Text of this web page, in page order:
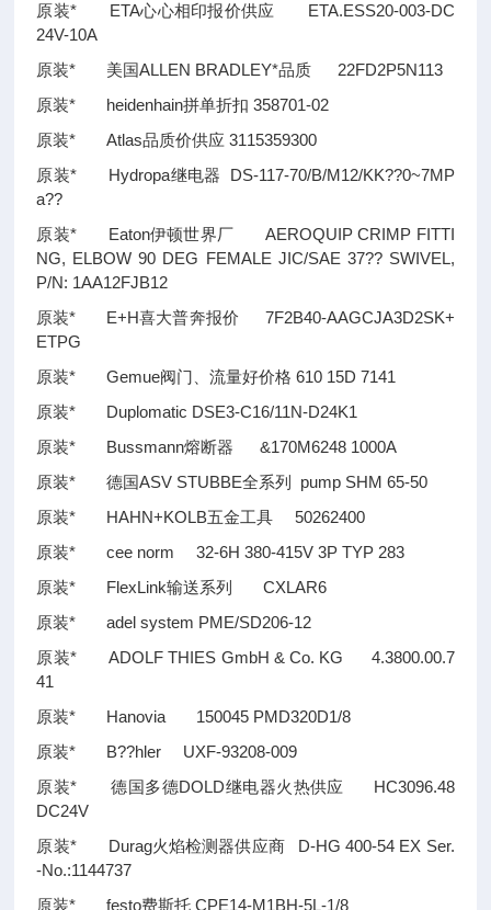
原装* ETA心心相印报价供应 ETA.ESS20-003-DC
24V-10A
原装* 美国ALLEN BRADLEY*品质 22FD2P5N113
原装* heidenhain拼单折扣 358701-02
原装* Atlas品质价供应 3115359300
原装* Hydropa继电器 DS-117-70/B/M12/KK??0~7MP
a??
原装* Eaton伊顿世界厂 AEROQUIP CRIMP FITTI
NG, ELBOW 90 DEG FEMALE JIC/SAE 37??SWIVEL,
P/N: 1AA12FJB12
原装* E+H喜大普奔报价 7F2B40-AAGCJA3D2SK+
ETPG
原装* Gemue阀门、流量好价格 610 15D 7141
原装* Duplomatic DSE3-C16/11N-D24K1
原装* Bussmann熔断器 &170M6248 1000A
原装* 德国ASV STUBBE全系列 pump SHM 65-50
原装* HAHN+KOLB五金工具 50262400
原装* cee norm 32-6H 380-415V 3P TYP 283
原装* FlexLink输送系列 CXLAR6
原装* adel system PME/SD206-12
原装* ADOLF THIES GmbH & Co. KG 4.3800.00.7
41
原装* Hanovia 150045 PMD320D1/8
原装* B??hler UXF-93208-009
原装* 德国多德DOLD继电器火热供应 HC3096.48
DC24V
原装* Durag火焰检测器供应商 D-HG 400-54 EX Ser.
-No.:1144737
原装* festo费斯托 CPE14-M1BH-5L-1/8